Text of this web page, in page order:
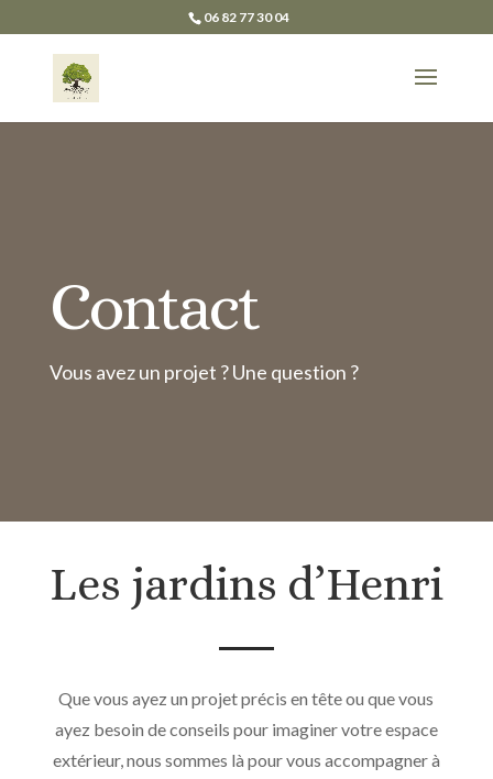
06 82 77 30 04
Contact
Vous avez un projet ? Une question ?
Les jardins d’Henri
Que vous ayez un projet précis en tête ou que vous
ayez besoin de conseils pour imaginer votre espace
extérieur, nous sommes là pour vous accompagner à